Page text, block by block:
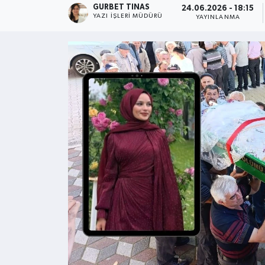
GURBET TINAS
YAZI İŞLERI MÜDÜRÜ
24.06.2026 - 18:15
YAYINLANMA
Kültür - Sanat